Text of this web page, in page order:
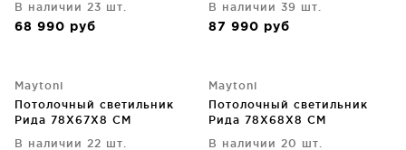
В наличии 23 шт.
68 990 руб
В наличии 39 шт.
87 990 руб
Maytoni
Потолочный светильник
Рида 78X67X8 CM
В наличии 22 шт.
Maytoni
Потолочный светильник
Рида 78X68X8 CM
В наличии 20 шт.